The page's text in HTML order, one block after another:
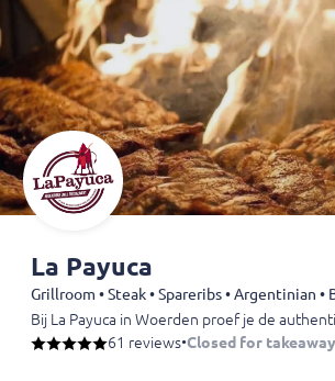
La Payuca
Bij La Payuca in Woerden proef je de
61 reviews•Closed for takeaway